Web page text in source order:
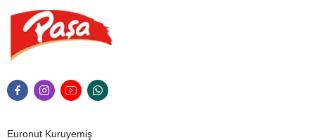
Euronut Kuruyemiş